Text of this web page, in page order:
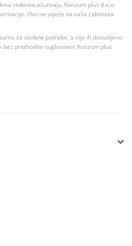
redovito ažuriraju, Konzum plus d.o.o.
Ovo ne utječe na vaša zakonska
za osobne potrebe, a nije ih dozvoljeno
prethodne suglasnosti Konzum plus